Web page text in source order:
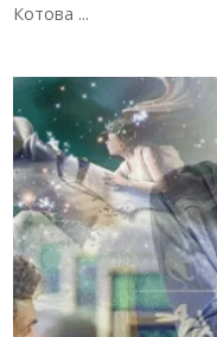
Котова ...